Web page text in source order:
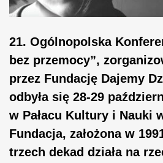
21. Ogólnopolska
bez przemocy”,
przez Fundację Dajemy
odbyła się 28-29
w Pałacu Kultury i Nauki
Fundacja, założona w
trzech dekad działa na